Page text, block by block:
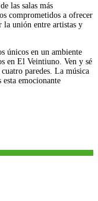
las salas más
comprometidos a ofrecer
la unión entre artistas y
únicos en un ambiente
en El Veintiuno. Ven y sé
paredes. La música
emocionante